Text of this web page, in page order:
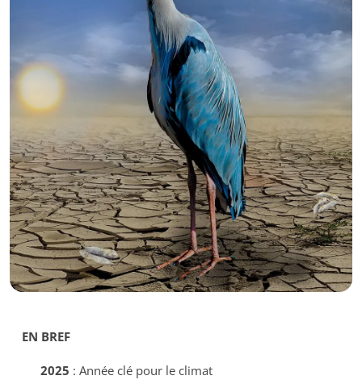
EN BREF
2025 : Année clé pour le climat